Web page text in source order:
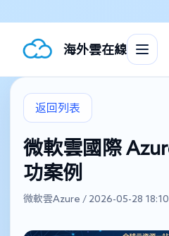
海外雲在線
返回列表
微軟雲國際
功案例
微軟雲Azure / 2026-05-28